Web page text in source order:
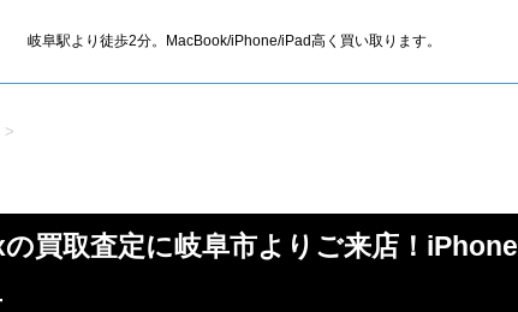
岐阜駅より徒歩2分。MacBook/iPhone/iPad高く買い取ります。
>
買取査定に岐阜市よりご来店！iPhone